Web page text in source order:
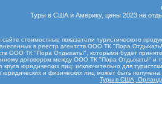
Туры в США и Америку, цены 2023 на
стоимостные показатели туристического
в реестр агентств ООО ТК "Пора
ООО ТК "Пора Отдыхать!", которыми будет
договором между ООО ТК "Пора Отдыхать!" и
круга юридических лиц: исключительно для
юридических и физических лиц может быть
Туры в США,